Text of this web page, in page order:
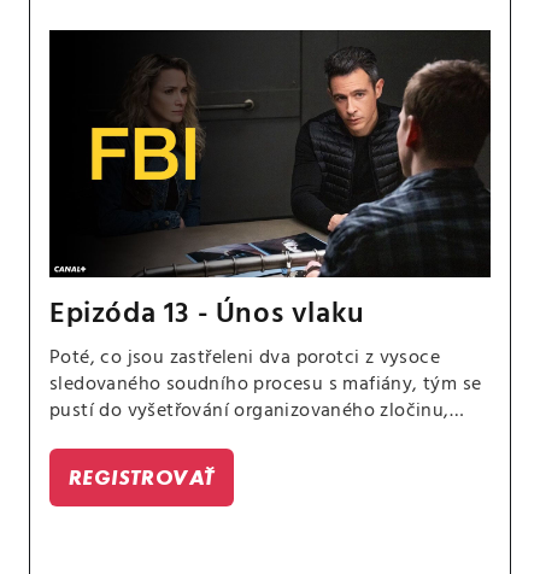
Epizóda 13 - Únos vlaku
Poté, co jsou zastřeleni dva porotci z vysoce
sledovaného soudního procesu s mafiány, tým se
pustí do vyšetřování organizovaného zločinu,
zamýšlenými cíli. Případ se pro Scolu stane
osobním, když se dozví, že jeden z jeho bývalých
REGISTROVAŤ